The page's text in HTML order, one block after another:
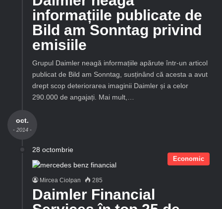
informațiile publicate de
Bild am Sonntag privind
emisiile
Grupul Daimler neagă informațiile apărute într-un articol
publicat de Bild am Sonntag, susținând că acesta a avut
drept scop deteriorarea imaginii Daimler și a celor
290.000 de angajați. Mai mult,…
oct.
- 2014 -
28 octombrie
Economic
Mircea Ciolpan 285
Daimler Financial